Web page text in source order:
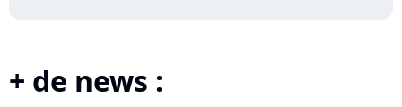
+ de news :